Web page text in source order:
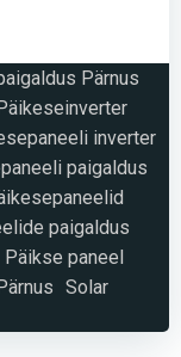
Pärnus
Päikeseinverter
inverter
paigaldus
paigaldus
Päikse paneel
Solar